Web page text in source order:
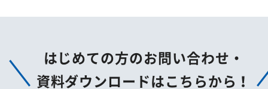
はじめての方のお問い合わせ・
資料ダウンロードはこちらから！